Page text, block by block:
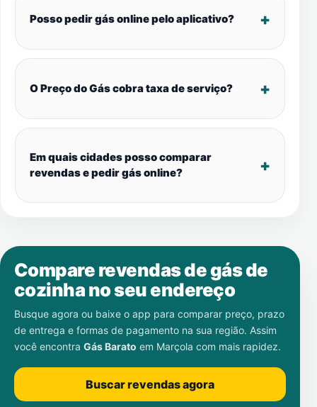
Posso pedir gás online pelo aplicativo?
O Preço do Gás cobra taxa de serviço?
Em quais cidades posso comparar
revendas e pedir gás online?
Compare revendas de gás de
cozinha no seu endereço
Busque agora ou baixe o app para comparar preço, prazo
de entrega e formas de pagamento na sua região. Assim
você encontra Gás Barato em Marçola com mais rapidez.
Buscar revendas agora